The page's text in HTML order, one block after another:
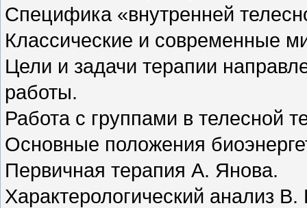
Специфика «внутренней
Классические и современные
Цели и задачи терапии
работы.
Работа с группами в телесной
Основные положения
Первичная терапия А. Янова.
Характерологический анализ В.